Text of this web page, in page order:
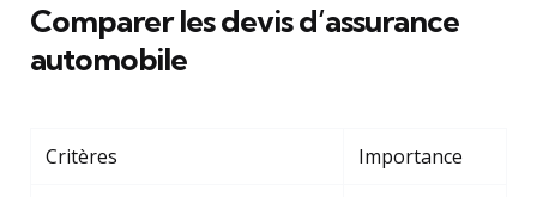
Comparer les devis d’assurance
automobile
Critères Importance